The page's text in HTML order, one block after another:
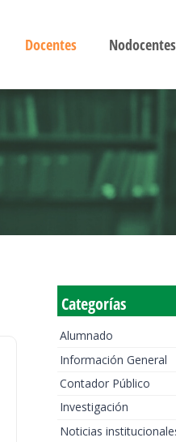
Docentes Nodocentes
Categorías
Alumnado
Información General
Contador Público
Investigación
Noticias